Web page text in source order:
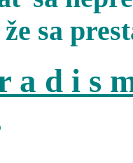
sa
a d i s